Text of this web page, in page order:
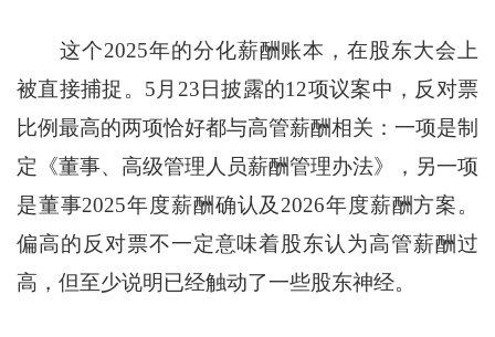
这个2025年的分化薪酬账本，在股东大会上
被直接捕捉。5月23日披露的12项议案中，反对票
比例最高的两项恰好都与高管薪酬相关：一项是制
定《董事、高级管理人员薪酬管理办法》，另一项
是董事2025年度薪酬确认及2026年度薪酬方案。
偏高的反对票不一定意味着股东认为高管薪酬过
高，但至少说明已经触动了一些股东神经。